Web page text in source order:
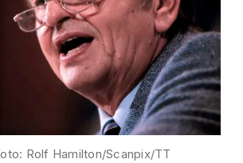
Rolf Hamilton/Scanpix/TT